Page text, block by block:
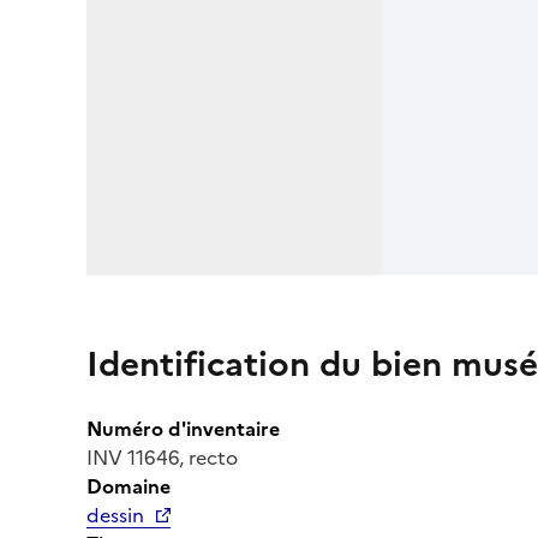
Identification du bien
Numéro d'inventaire
INV 11646, recto
Domaine
dessin